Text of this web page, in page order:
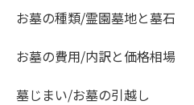
お墓の種類/霊園墓地と墓石
お墓の費用/内訳と価格相場
墓じまい/お墓の引越し